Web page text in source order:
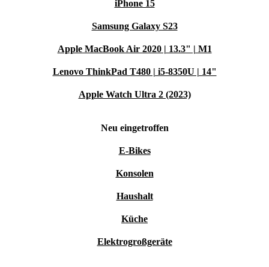
und nahezu identischen Funktionen. Wer auf der Suche
nach einem leistungsstarken und modernen Smartphone
ist, trifft mit dem iPhone 15 eine zukunftssichere
iPhone 15
Samsung Galaxy S23
Apple MacBook Air 2020 | 13.3" | M1
Lenovo ThinkPad T480 | i5-8350U | 14"
Apple Watch Ultra 2 (2023)
Neu eingetroffen
E-Bikes
Konsolen
Haushalt
Küche
Elektrogroßgeräte